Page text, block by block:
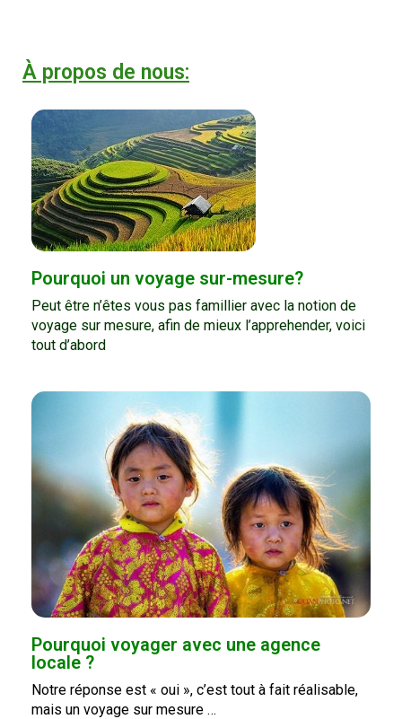
À propos de nous:
Pourquoi un voyage sur-mesure?
Peut être n’êtes vous pas famillier avec la notion de
voyage sur mesure, afin de mieux l’apprehender, voici
tout d’abord
Pourquoi voyager avec une agence
locale ?
Notre réponse est « oui », c’est tout à fait réalisable,
mais un voyage sur mesure …